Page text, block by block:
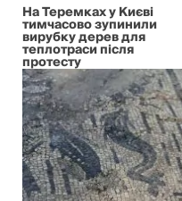
На Теремках у Києві
тимчасово зупинили
вирубку дерев для
теплотраси після
протесту